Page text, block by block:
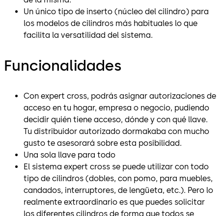
Un único tipo de inserto (núcleo del cilindro) para
los modelos de cilindros más habituales lo que
facilita la versatilidad del sistema.
Funcionalidades
Con expert cross, podrás asignar autorizaciones de
acceso en tu hogar, empresa o negocio, pudiendo
decidir quién tiene acceso, dónde y con qué llave.
Tu distribuidor autorizado dormakaba con mucho
gusto te asesorará sobre esta posibilidad.
Una sola llave para todo
El sistema expert cross se puede utilizar con todo
tipo de cilindros (dobles, con pomo, para muebles,
candados, interruptores, de lengüeta, etc.). Pero lo
realmente extraordinario es que puedes solicitar
los diferentes cilindros de forma que todos se